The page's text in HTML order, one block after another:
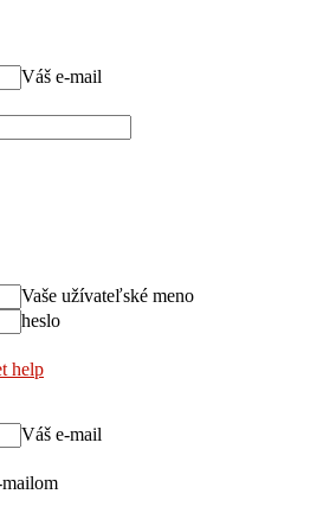
Váš e-mail
Vaše užívateľské meno
heslo
help
Váš e-mail
mailom